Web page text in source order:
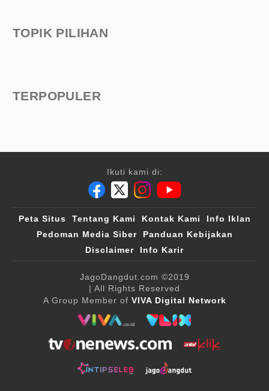
TOPIK PILIHAN
TERPOPULER
Ikuti kami di:
Peta Situs Tentang Kami Kontak Kami
Info Iklan
Pedoman Media Siber
Panduan Kebijakan
Disclaimer
Info Karir
JagoDangdut.com ©2019
| All Rights Reserved
A Group Member of VIVA Digital Network